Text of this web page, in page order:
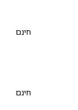
חינם
חינם